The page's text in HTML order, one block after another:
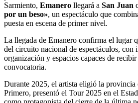
Sarmiento, Emanero llegará a San Juan
por un beso», un espectáculo que
puesta en escena de primer nivel.
La llegada de Emanero confirma el lugar
del circuito nacional de espectáculos, con
organización y espacios capaces de
convocatoria.
Durante 2025, el artista eligió la provincia
Primero, presentó el Tour 2025 en el